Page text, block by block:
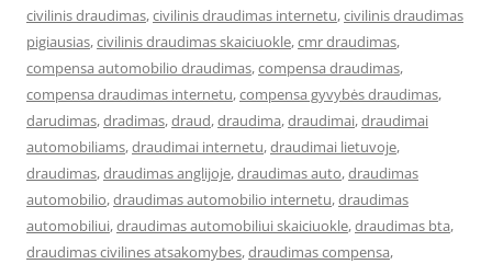
civilinis draudimas,civilinis draudimas internetu,civilinis draudimas
pigiausias,civilinis draudimas skaiciuokle,cmr draudimas,
compensa automobilio draudimas,compensa draudimas,
compensa draudimas internetu,compensa gyvybės draudimas,
darudimas,dradimas,draud,draudima,draudimai,draudimai
automobiliams,draudimai internetu,draudimai lietuvoje,
draudimas,draudimas anglijoje,draudimas auto,draudimas
automobilio,draudimas automobilio internetu,draudimas
automobiliui,draudimas automobiliui skaiciuokle,draudimas bta,
draudimas civilines atsakomybes,draudimas compensa,